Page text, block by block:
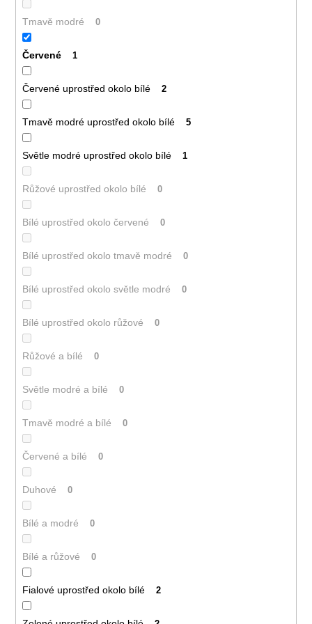
Tmavě modré 0
Červené 1
Červené uprostřed okolo bílé 2
Tmavě modré uprostřed okolo bílé 5
Světle modré uprostřed okolo bílé 1
Růžové uprostřed okolo bílé 0
Bílé uprostřed okolo červené 0
Bílé uprostřed okolo tmavě modré 0
Bílé uprostřed okolo světle modré 0
Bílé uprostřed okolo růžové 0
Růžové a bílé 0
Světle modré a bílé 0
Tmavě modré a bílé 0
Červené a bílé 0
Duhové 0
Bílé a modré 0
Bílé a růžové 0
Fialové uprostřed okolo bílé 2